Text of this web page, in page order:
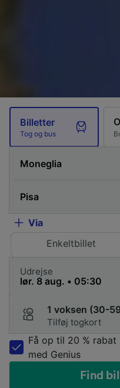
Billetter
Tog og bus
Via
Enkeltbillet
Udrejse
1 voksen (30-
Tilføj togkort
Få op til 20 % rabat
med Genius
Find